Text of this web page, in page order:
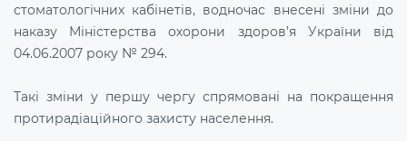
стоматологічних кабінетів, водночас внесені зміни до
наказу Міністерства охорони здоров’я України від
04.06.2007 року № 294.
Такі зміни у першу чергу спрямовані на покращення
протирадіаційного захисту населення.